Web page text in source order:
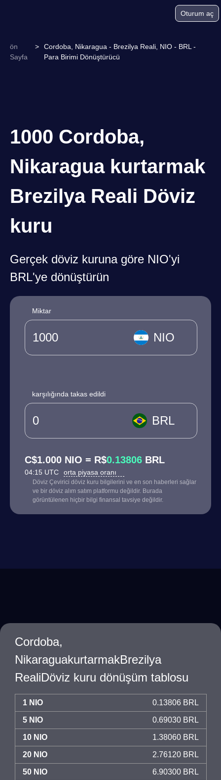
Oturum aç
ön
Sayfa
>
Cordoba, Nikaragua - Brezilya Reali, NIO - BRL -
Para Birimi Dönüştürücü
1000 Cordoba,
Nikaragua kurtarmak
Brezilya Reali Döviz
kuru
Gerçek döviz kuruna göre NIO'yi
BRL'ye dönüştürün
Miktar
NIO
karşılığında takas edildi
BRL
C$1.000 NIO = R$0.13806 BRL
04:15 UTC orta piyasa oranı
Döviz Çevirici döviz kuru bilgilerini ve en son haberleri sağlar
ve bir döviz alım satım platformu değildir. Burada
görüntülenen hiçbir bilgi finansal tavsiye değildir.
Cordoba,
NikaraguakurtarmakBrezilya
RealiDöviz kuru dönüşüm tablosu
1 NIO 0.13806 BRL
5 NIO 0.69030 BRL
10 NIO 1.38060 BRL
20 NIO 2.76120 BRL
50 NIO 6.90300 BRL